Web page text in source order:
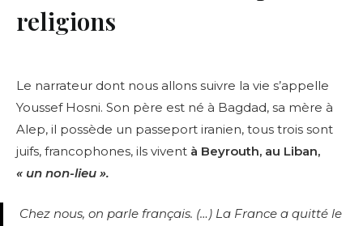
religions
Le narrateur dont nous allons suivre la vie s’appelle
Youssef Hosni. Son père est né à Bagdad, sa mère à
Alep, il possède un passeport iranien, tous trois sont
juifs, francophones, ils vivent à Beyrouth, au Liban,
« un non-lieu ».
Chez nous, on parle français. (…) La France a quitté le